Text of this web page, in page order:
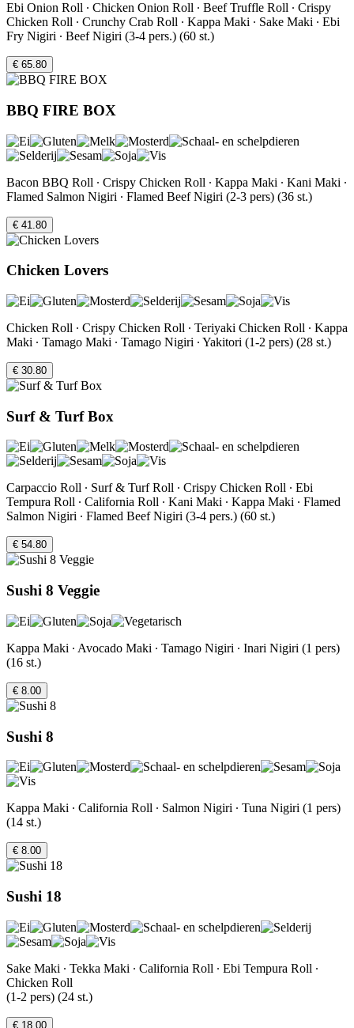
Ebi Onion Roll ∙ Chicken Onion Roll ∙ Beef Truffle Roll ∙ Crispy
Chicken Roll ∙ Crunchy Crab Roll ∙ Kappa Maki ∙ Sake Maki ∙ Ebi
Fry Nigiri ∙ Beef Nigiri (3-4 pers.) (60 st.)
€ 65.80
BBQ FIRE BOX
Bacon BBQ Roll ∙ Crispy Chicken Roll ∙ Kappa Maki ∙ Kani Maki ∙
Flamed Salmon Nigiri ∙ Flamed Beef Nigiri (2-3 pers) (36 st.)
€ 41.80
Chicken Lovers
Chicken Roll ∙ Crispy Chicken Roll ∙ Teriyaki Chicken Roll ∙ Kappa
Maki ∙ Tamago Maki ∙ Tamago Nigiri ∙ Yakitori (1-2 pers) (28 st.)
€ 30.80
Surf & Turf Box
Carpaccio Roll ∙ Surf & Turf Roll ∙ Crispy Chicken Roll ∙ Ebi
Tempura Roll ∙ California Roll ∙ Kani Maki ∙ Kappa Maki ∙ Flamed
Salmon Nigiri ∙ Flamed Beef Nigiri (3-4 pers.) (60 st.)
€ 54.80
Sushi 8 Veggie
Kappa Maki ∙ Avocado Maki ∙ Tamago Nigiri ∙ Inari Nigiri (1 pers)
(16 st.)
€ 8.00
Sushi 8
Kappa Maki ∙ California Roll ∙ Salmon Nigiri ∙ Tuna Nigiri (1 pers)
(14 st.)
€ 8.00
Sushi 18
Sake Maki ∙ Tekka Maki ∙ California Roll ∙ Ebi Tempura Roll ∙
Chicken Roll
(1-2 pers) (24 st.)
€ 18.00